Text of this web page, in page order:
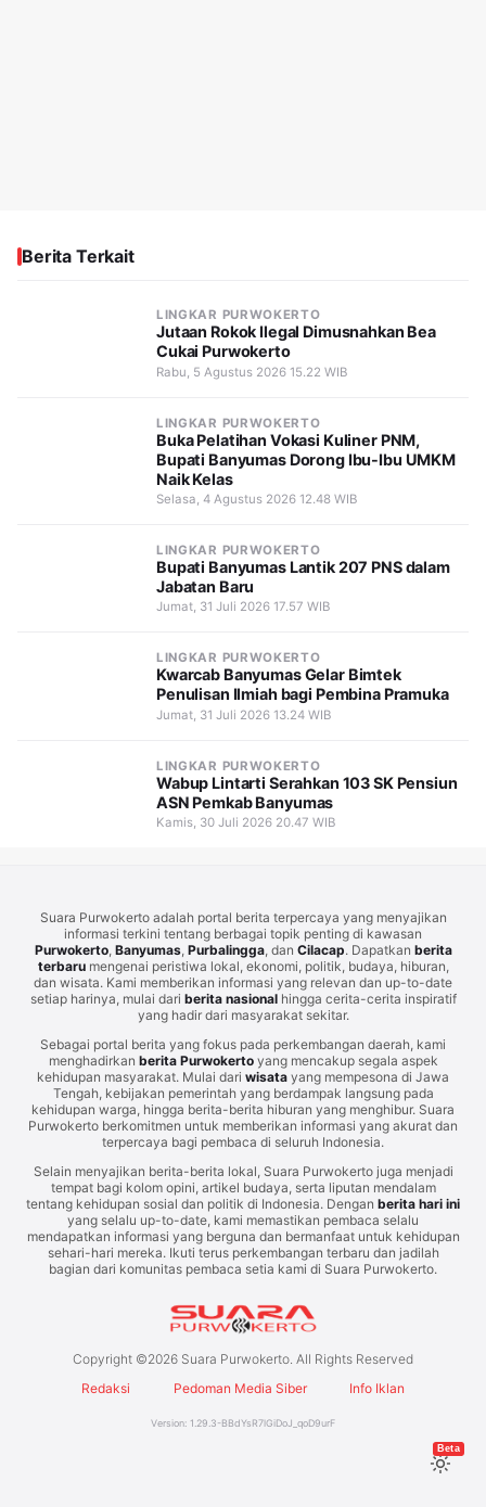
Berita Terkait
LINGKAR PURWOKERTO
Jutaan Rokok Ilegal Dimusnahkan Bea
Cukai Purwokerto
Rabu, 5 Agustus 2026 15.22 WIB
LINGKAR PURWOKERTO
Buka Pelatihan Vokasi Kuliner PNM,
Bupati Banyumas Dorong Ibu-Ibu UMKM
Naik Kelas
Selasa, 4 Agustus 2026 12.48 WIB
LINGKAR PURWOKERTO
Bupati Banyumas Lantik 207 PNS dalam
Jabatan Baru
Jumat, 31 Juli 2026 17.57 WIB
LINGKAR PURWOKERTO
Kwarcab Banyumas Gelar Bimtek
Penulisan Ilmiah bagi Pembina Pramuka
Jumat, 31 Juli 2026 13.24 WIB
LINGKAR PURWOKERTO
Wabup Lintarti Serahkan 103 SK Pensiun
ASN Pemkab Banyumas
Kamis, 30 Juli 2026 20.47 WIB
Suara Purwokerto adalah portal berita terpercaya yang menyajikan
informasi terkini tentang berbagai topik penting di kawasan
Purwokerto, Banyumas, Purbalingga, dan Cilacap. Dapatkan berita
terbarumengenai peristiwa lokal, ekonomi, politik, budaya, hiburan,
dan wisata. Kami memberikan informasi yang relevan dan up-to-date
setiap harinya, mulai dari berita nasionalhingga cerita-cerita inspiratif
yang hadir dari masyarakat sekitar.
Sebagai portal berita yang fokus pada perkembangan daerah, kami
menghadirkan berita Purwokertoyang mencakup segala aspek
kehidupan masyarakat. Mulai dari wisata yang mempesona di Jawa
Tengah, kebijakan pemerintah yang berdampak langsung pada
kehidupan warga, hingga berita-berita hiburan yang menghibur. Suara
Purwokerto berkomitmen untuk memberikan informasi yang akurat dan
terpercaya bagi pembaca di seluruh Indonesia.
Selain menyajikan berita-berita lokal, Suara Purwokerto juga menjadi
tempat bagi kolom opini, artikel budaya, serta liputan mendalam
tentang kehidupan sosial dan politik di Indonesia. Dengan berita hari ini
yang selalu up-to-date, kami memastikan pembaca selalu
mendapatkan informasi yang berguna dan bermanfaat untuk kehidupan
sehari-hari mereka. Ikuti terus perkembangan terbaru dan jadilah
bagian dari komunitas pembaca setia kami di Suara Purwokerto.
Copyright ©2026 Suara Purwokerto. All Rights Reserved
Redaksi
Pedoman Media Siber Info Iklan
Version: 1.29.3-BBdYsR7lGiDoJ_qoD9urF
Beta